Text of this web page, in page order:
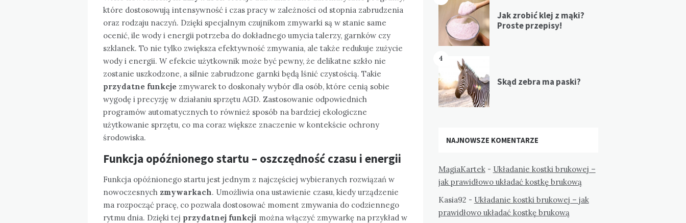
które dostosowują intensywność i czas pracy w zależności od stopnia zabrudzenia
oraz rodzaju naczyń. Dzięki specjalnym czujnikom zmywarki są w stanie same
ocenić, ile wody i energii potrzeba do dokładnego umycia talerzy, garnków czy
szklanek. To nie tylko zwiększa efektywność zmywania, ale także redukuje zużycie
wody i energii. W efekcie użytkownik może być pewny, że delikatne szkło nie
zostanie uszkodzone, a silnie zabrudzone garnki będą lśnić czystością. Takie
przydatne funkcje zmywarek to doskonały wybór dla osób, które cenią sobie
wygodę i precyzję w działaniu sprzętu AGD. Zastosowanie odpowiednich
programów automatycznych to również sposób na bardziej ekologiczne
użytkowanie sprzętu, co ma coraz większe znaczenie w kontekście ochrony
środowiska.
Funkcja opóźnionego startu – oszczędność czasu i energii
Funkcja opóźnionego startu jest jednym z najczęściej wybieranych rozwiązań w
nowoczesnych zmywarkach. Umożliwia ona ustawienie czasu, kiedy urządzenie
ma rozpocząć pracę, co pozwala dostosować moment zmywania do codziennego
rytmu dnia. Dzięki tej przydatnej funkcji można włączyć zmywarkę na przykład w
Jak zrobić klej z mąki?
Proste przepisy!
4
Skąd zebra ma paski?
NAJNOWSZE KOMENTARZE
MagiaKartek- Układanie kostki brukowej –
jak prawidłowo układać kostkę brukową
Kasia92 - Układanie kostki brukowej – jak
prawidłowo układać kostkę brukową